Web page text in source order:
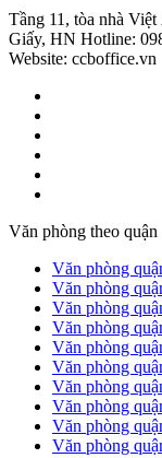
Tầng 11, tòa nhà
Giấy, HN Hotline:
Website: ccboffice.vn
Văn phòng theo quận
Văn phòng
Văn phòng
Văn phòng
Văn phòng
Văn phòng
Văn phòng
Văn phòng
Văn phòng
Văn phòng
Văn phòng